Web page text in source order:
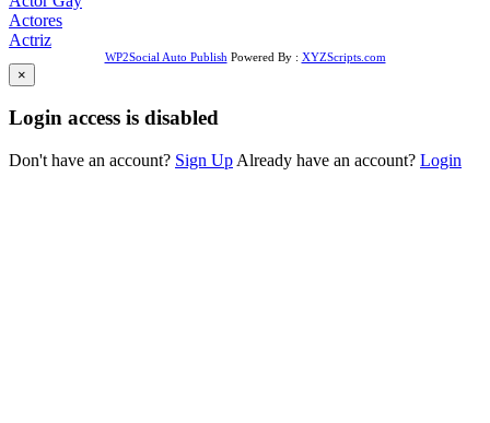
Actores
Actriz
WP2Social Auto Publish Powered By : XYZScripts.com
×
Login access is disabled
Don't have an account? Sign Up Already have an account? Login